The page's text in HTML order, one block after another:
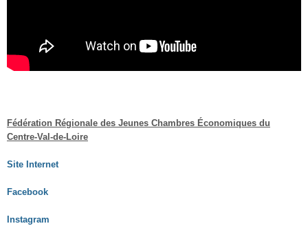
Fédération Régionale des Jeunes Chambres Économiques du
Centre-Val-de-Loire
Site Internet
Facebook
Instagram